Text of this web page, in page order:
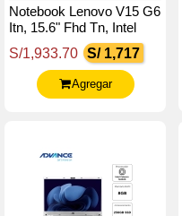
Notebook Lenovo V15 G6
Itn, 15.6" Fhd Tn, Intel
N100 Hasta 3.4Ghz, 8Gb
Ddr5-4800 Sodimm
S/1,933.70 S/ 1,717
Agregar